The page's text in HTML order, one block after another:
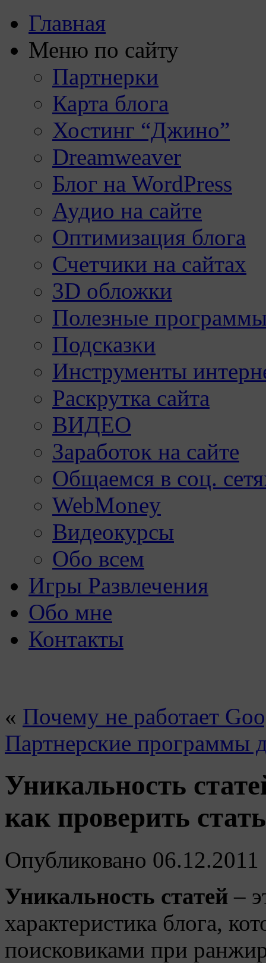
Главная
Меню по сайту
Партнерки
Карта блога
Хостинг “Джино”
Dreamweaver
Блог на WordPress
Аудио на сайте
Оптимизация блога
Счетчики на сайтах
3D обложки
Полезные
Подсказки
Инструменты
Раскрутка сайта
ВИДЕО
Заработок на сайте
Общаемся в соц.
WebMoney
Видеокурсы
Обо всем
Игры Развлечения
Обо мне
Контакты
« Почему не работает
Партнерские программы
Уникальность
как проверить
Опубликовано 06.12.2011
Уникальность статей –
характеристика блога,
поисковиками при